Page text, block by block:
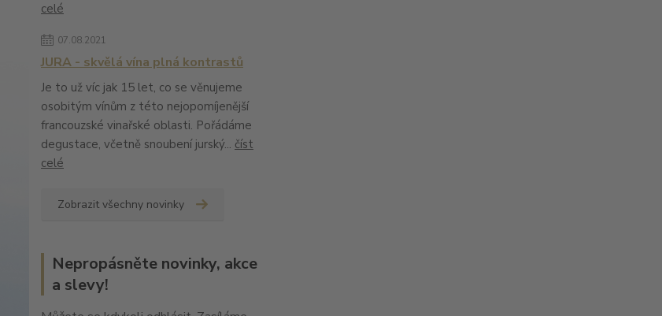
celé
07.08.2021
JURA - skvělá vína plná kontrastů
Je to už víc jak 15 let, co se věnujeme
osobitým vínům z této nejopomíjenější
francouzské vinařské oblasti. Pořádáme
degustace, včetně snoubení jurský... číst
celé
Zobrazit všechny novinky
Nepropásněte novinky, akce
a slevy!